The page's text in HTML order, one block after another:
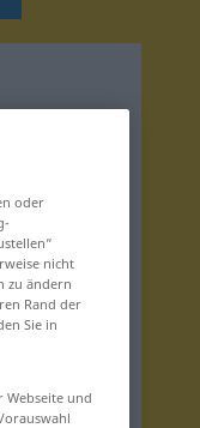
oder
nicht
zu ändern
Rand der
Sie in
und